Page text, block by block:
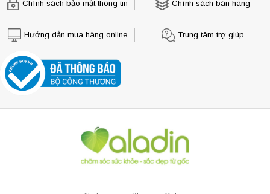
Chính sách bảo mật thông tin Chính sách bán hàng
Hướng dẫn mua hàng online Trung tâm trợ giúp